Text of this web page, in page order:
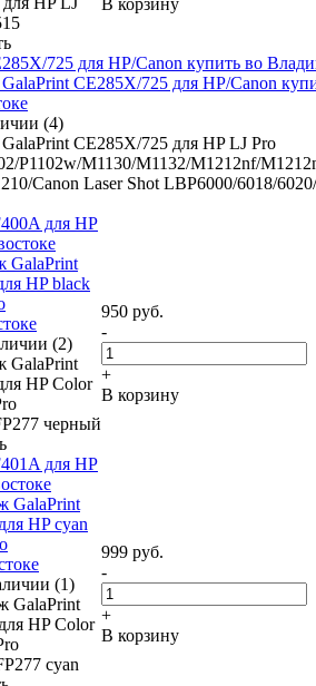
725 для HP/Canon купить во
CE285X/725 для HP/Canon
(4)
CE285X/725 для HP LJ Pro
P1102w/M1130/M1132/M1212nf/
Canon Laser Shot LBP6000/6018/
для HP
GalaPrint
HP black
(2)
GalaPrint
HP Color
черный
950 руб.
-
+
В корзину
для HP
GalaPrint
HP cyan
(1)
GalaPrint
HP Color
cyan
999 руб.
-
+
В корзину